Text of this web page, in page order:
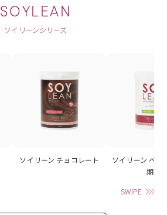
SOYLEAN
ソイリーンシリーズ
ソイリーン チョコレート
ソイリーン ベリ
期】
SWIPE